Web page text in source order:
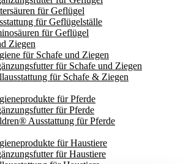
für Geflügel
für Geflügelställe
für Geflügel
Ziegen
für Schafe und Ziegen
für Schafe und Ziegen
für Schafe & Ziegen
für Pferde
für Pferde
Ausstattung für Pferde
für Haustiere
für Haustiere